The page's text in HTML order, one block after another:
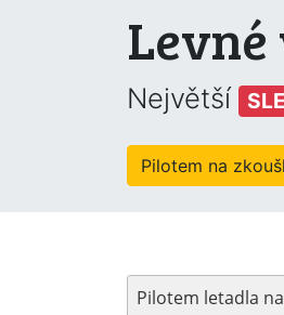
Největší
Pilotem na
Pilotem letadla